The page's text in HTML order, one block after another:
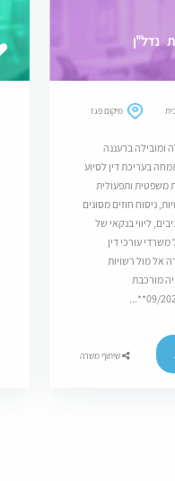
נדל"ן
מיקום פגז
ברעננה
בעריכת דין לסיוע
משפטית ותפעולית
ניסוח חוזים מסוגים
ליווי בנקאי של
עורכי דין
אל מול רשויות
מורכבת
שיתוף משרה